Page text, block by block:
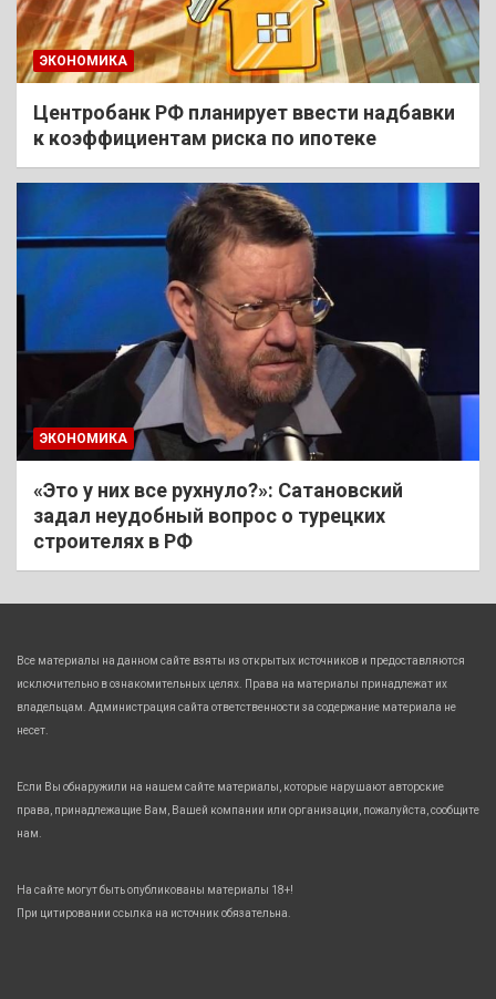
ЭКОНОМИКА
Центробанк РФ планирует ввести надбавки
к коэффициентам риска по ипотеке
ЭКОНОМИКА
«Это у них все рухнуло?»: Сатановский
задал неудобный вопрос о турецких
строителях в РФ
Все материалы на данном сайте взяты из открытых источников и предоставляются
исключительно в ознакомительных целях. Права на материалы принадлежат их
владельцам. Администрация сайта ответственности за содержание материала не
несет.
Если Вы обнаружили на нашем сайте материалы, которые нарушают авторские
права, принадлежащие Вам, Вашей компании или организации, пожалуйста, сообщите
нам.
На сайте могут быть опубликованы материалы 18+!
При цитировании ссылка на источник обязательна.